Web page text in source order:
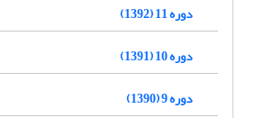
دوره 11 (1392)
دوره 10 (1391)
دوره 9 (1390)